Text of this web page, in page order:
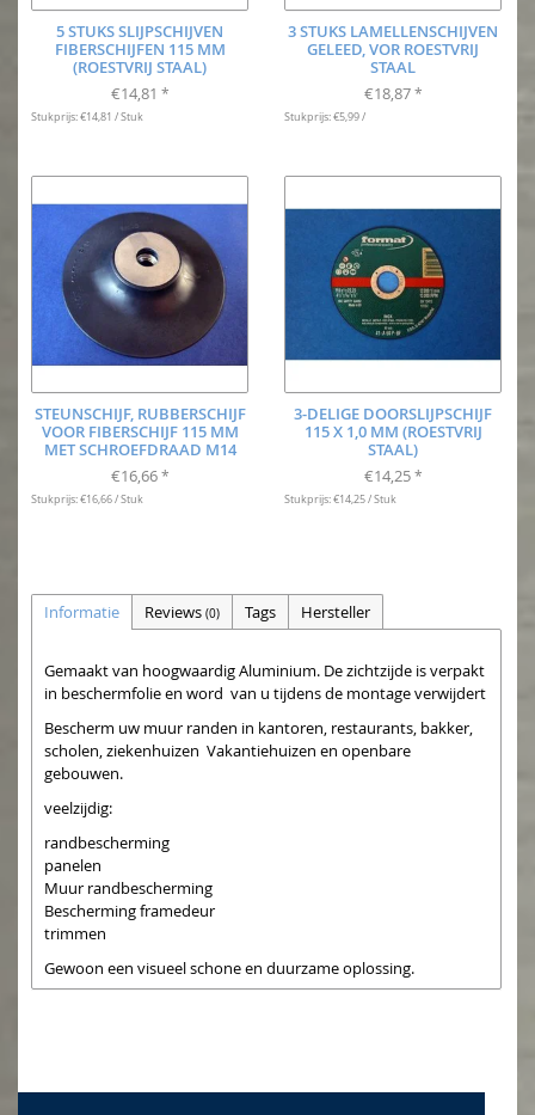
5 STUKS SLIJPSCHIJVEN
FIBERSCHIJFEN 115 MM
(ROESTVRIJ STAAL)
€14,81 *
Stukprijs: €14,81 / Stuk
3 STUKS LAMELLENSCHIJVEN
GELEED, VOR ROESTVRIJ
STAAL
€18,87 *
Stukprijs: €5,99 /
STEUNSCHIJF, RUBBERSCHIJF
VOOR FIBERSCHIJF 115 MM
MET SCHROEFDRAAD M14
€16,66 *
Stukprijs: €16,66 / Stuk
3-DELIGE DOORSLIJPSCHIJF
115 X 1,0 MM (ROESTVRIJ
STAAL)
€14,25 *
Stukprijs: €14,25 / Stuk
Informatie Reviews (0) Tags Hersteller
Gemaakt van hoogwaardig Aluminium. De zichtzijde is verpakt
in beschermfolie en word van u tijdens de montage verwijdert
Bescherm uw muur randen in kantoren, restaurants, bakker,
scholen, ziekenhuizen Vakantiehuizen en openbare
gebouwen.
veelzijdig:
randbescherming
panelen
Muur randbescherming
Bescherming framedeur
trimmen
Gewoon een visueel schone en duurzame oplossing.